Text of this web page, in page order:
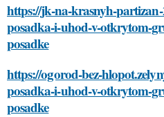
https://jk-na-krasnyh-
posadka-i-uhod-v-otkrytom-
posadke
https://ogorod-bez-
posadka-i-uhod-v-otkrytom-
posadke